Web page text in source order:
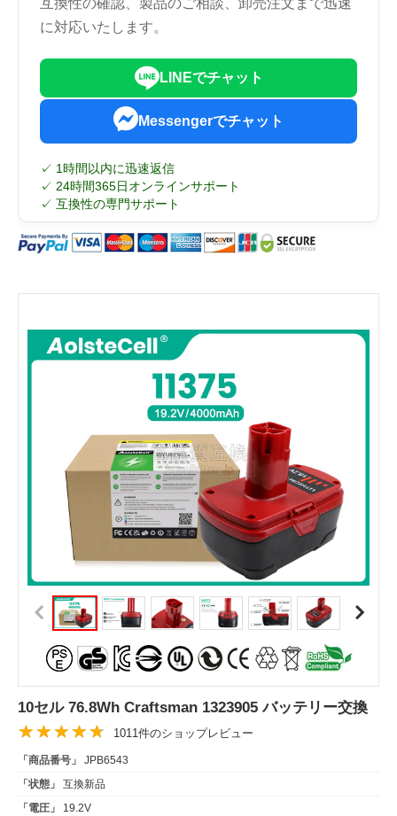
に対応いたします。
LINEでチャット
Messengerでチャット
✓ 1時間以内に迅速返信
✓ 24時間365日オンラインサポート
✓ 互換性の専門サポート
10セル 76.8Wh Craftsman 1323905 バッテリー交換
1011件のショップレビュー
「商品番号」
JPB6543
「状態」
互換新品
「電圧」
19.2V